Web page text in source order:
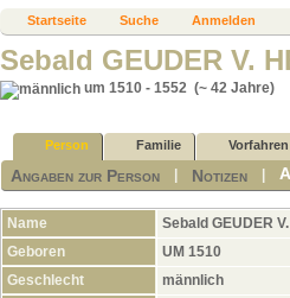
Startseite Suche Anmelden
Sebald GEUDER V.
um 1510 - 1552 (~ 42 Jahre)
Person Familie Vorfahren
Angaben zur Person Notizen |
Name Sebald GEUDER
Geboren
UM 1510
Geschlecht
männlich